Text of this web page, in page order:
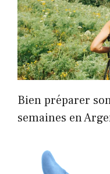
Bien préparer
semaines en